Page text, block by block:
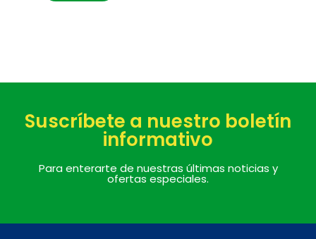
Suscríbete a nuestro boletín
informativo
Para enterarte de nuestras últimas noticias y
ofertas especiales.